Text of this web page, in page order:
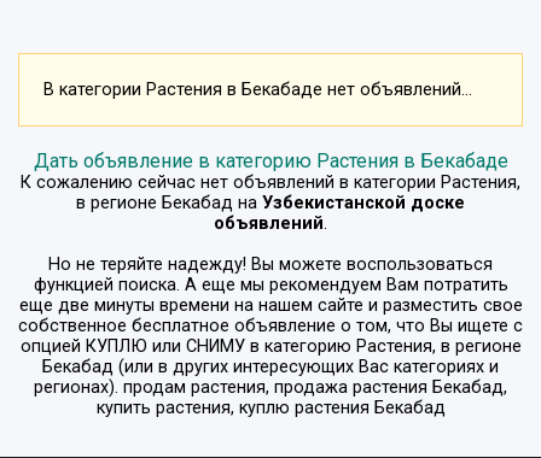
В категории Растения в Бекабаде нет объявлений...
Дать объявление в категорию Растения в Бекабаде
К сожалению сейчас нет объявлений в категории Растения,
в регионе Бекабад на Узбекистанской доске
объявлений.
Но не теряйте надежду! Вы можете воспользоваться
функцией поиска. А еще мы рекомендуем Вам потратить
еще две минуты времени на нашем сайте и разместить свое
собственное бесплатное объявление о том, что Вы ищете с
опцией КУПЛЮ или СНИМУв категорию Растения, в регионе
Бекабад (или в других интересующих Вас категориях и
регионах). продам растения, продажа растения Бекабад,
купить растения, куплю растения Бекабад